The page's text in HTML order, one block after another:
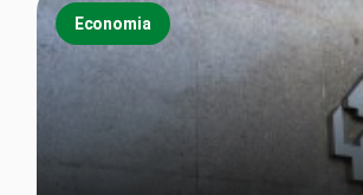
Economia